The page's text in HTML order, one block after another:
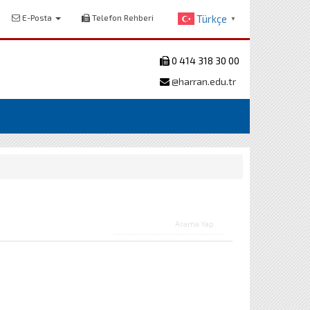
E-Posta Telefon Rehberi Türkçe ▼
0 414 318 30 00
@harran.edu.tr